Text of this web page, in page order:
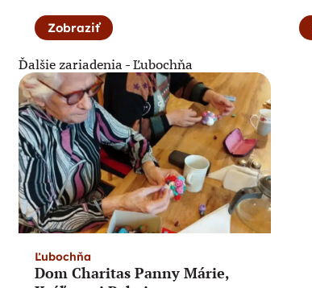
Zobraziť
Ďalšie zariadenia - Ľubochňa
Ľubochňa
Dom Charitas Panny Márie,